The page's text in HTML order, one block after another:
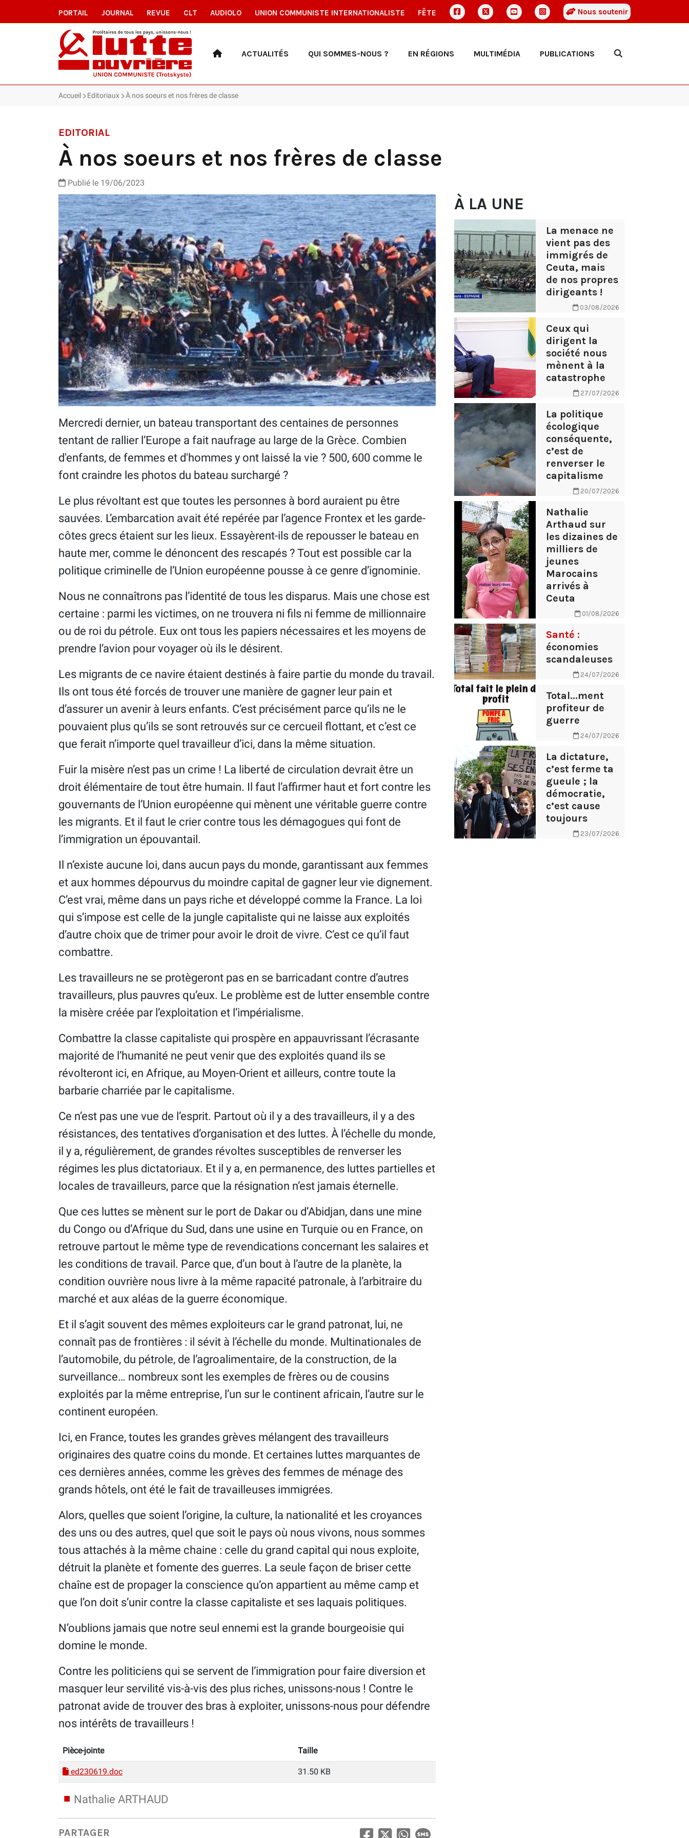
PORTAIL JOURNAL REVUE CLT AUDIOLO UNION COMMUNISTE INTERNATIONALISTE FÊTE Nous soutenir
ACTUALITÉS QUI SOMMES-NOUS ? EN RÉGIONS MULTIMÉDIA PUBLICATIONS
Accueil Editoriaux À nos soeurs et nos frères de classe
EDITORIAL
À nos soeurs et nos frères de classe
Publié le 19/06/2023
Mercredi dernier, un bateau transportant des centaines de personnes
tentant de rallier l’Europe a fait naufrage au large de la Grèce. Combien
d'enfants, de femmes et d'hommes y ont laissé la vie ? 500, 600 comme le
font craindre les photos du bateau surchargé ?
Le plus révoltant est que toutes les personnes à bord auraient pu être
sauvées. L’embarcation avait été repérée par l’agence Frontex et les garde-
côtes grecs étaient sur les lieux. Essayèrent-ils de repousser le bateau en
haute mer, comme le dénoncent des rescapés ? Tout est possible car la
politique criminelle de l’Union européenne pousse à ce genre d’ignominie.
Nous ne connaîtrons pas l’identité de tous les disparus. Mais une chose est
certaine : parmi les victimes, on ne trouvera ni fils ni femme de millionnaire
ou de roi du pétrole. Eux ont tous les papiers nécessaires et les moyens de
prendre l’avion pour voyager où ils le désirent.
Les migrants de ce navire étaient destinés à faire partie du monde du travail.
Ils ont tous été forcés de trouver une manière de gagner leur pain et
d’assurer un avenir à leurs enfants. C’est précisément parce qu’ils ne le
pouvaient plus qu’ils se sont retrouvés sur ce cercueil flottant, et c’est ce
que ferait n’importe quel travailleur d’ici, dans la même situation.
Fuir la misère n’est pas un crime ! La liberté de circulation devrait être un
droit élémentaire de tout être humain. Il faut l’affirmer haut et fort contre les
gouvernants de l’Union européenne qui mènent une véritable guerre contre
les migrants. Et il faut le crier contre tous les démagogues qui font de
l’immigration un épouvantail.
Il n’existe aucune loi, dans aucun pays du monde, garantissant aux femmes
et aux hommes dépourvus du moindre capital de gagner leur vie dignement.
C’est vrai, même dans un pays riche et développé comme la France. La loi
qui s’impose est celle de la jungle capitaliste qui ne laisse aux exploités
d’autre choix que de trimer pour avoir le droit de vivre. C’est ce qu’il faut
combattre.
Les travailleurs ne se protègeront pas en se barricadant contre d’autres
travailleurs, plus pauvres qu’eux. Le problème est de lutter ensemble contre
la misère créée par l’exploitation et l’impérialisme.
Combattre la classe capitaliste qui prospère en appauvrissant l’écrasante
majorité de l’humanité ne peut venir que des exploités quand ils se
révolteront ici, en Afrique, au Moyen-Orient et ailleurs, contre toute la
barbarie charriée par le capitalisme.
Ce n’est pas une vue de l’esprit. Partout où il y a des travailleurs, il y a des
résistances, des tentatives d’organisation et des luttes. À l’échelle du monde,
il y a, régulièrement, de grandes révoltes susceptibles de renverser les
régimes les plus dictatoriaux. Et il y a, en permanence, des luttes partielles et
locales de travailleurs, parce que la résignation n’est jamais éternelle.
Que ces luttes se mènent sur le port de Dakar ou d’Abidjan, dans une mine
du Congo ou d’Afrique du Sud, dans une usine en Turquie ou en France, on
retrouve partout le même type de revendications concernant les salaires et
les conditions de travail. Parce que, d’un bout à l’autre de la planète, la
condition ouvrière nous livre à la même rapacité patronale, à l’arbitraire du
marché et aux aléas de la guerre économique.
Et il s’agit souvent des mêmes exploiteurs car le grand patronat, lui, ne
connaît pas de frontières : il sévit à l’échelle du monde. Multinationales de
l’automobile, du pétrole, de l’agroalimentaire, de la construction, de la
surveillance… nombreux sont les exemples de frères ou de cousins
exploités par la même entreprise, l’un sur le continent africain, l’autre sur le
continent européen.
Ici, en France, toutes les grandes grèves mélangent des travailleurs
originaires des quatre coins du monde. Et certaines luttes marquantes de
ces dernières années, comme les grèves des femmes de ménage des
grands hôtels, ont été le fait de travailleuses immigrées.
Alors, quelles que soient l’origine, la culture, la nationalité et les croyances
des uns ou des autres, quel que soit le pays où nous vivons, nous sommes
tous attachés à la même chaine : celle du grand capital qui nous exploite,
détruit la planète et fomente des guerres. La seule façon de briser cette
chaîne est de propager la conscience qu’on appartient au même camp et
que l’on doit s’unir contre la classe capitaliste et ses laquais politiques.
N’oublions jamais que notre seul ennemi est la grande bourgeoisie qui
domine le monde.
Contre les politiciens qui se servent de l’immigration pour faire diversion et
masquer leur servilité vis-à-vis des plus riches, unissons-nous ! Contre le
patronat avide de trouver des bras à exploiter, unissons-nous pour défendre
nos intérêts de travailleurs !
Pièce-jointe Taille
ed230619.doc 31.50 KB
Nathalie ARTHAUD
PARTAGER
À LA UNE
La menace ne
vient pas des
immigrés de
Ceuta, mais
de nos propres
dirigeants !
03/08/2026
Ceux qui
dirigent la
société nous
mènent à la
catastrophe
27/07/2026
La politique
écologique
conséquente,
c’est de
renverser le
capitalisme
20/07/2026
Nathalie
Arthaud sur
les dizaines de
milliers de
jeunes
Marocains
arrivés à
Ceuta
01/08/2026
Santé :
économies
scandaleuses
24/07/2026
Total...ment
profiteur de
guerre
24/07/2026
La dictature,
c’est ferme ta
gueule ; la
démocratie,
c’est cause
toujours
23/07/2026